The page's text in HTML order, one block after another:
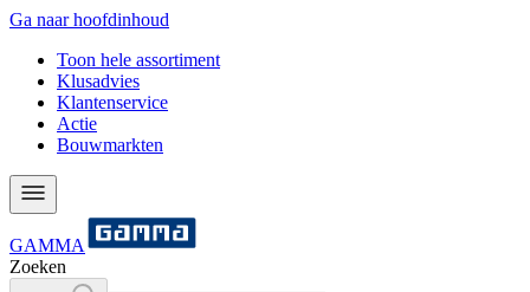
Ga naar hoofdinhoud
Toon hele assortiment
Klusadvies
Klantenservice
Actie
Bouwmarkten
GAMMA
Zoeken